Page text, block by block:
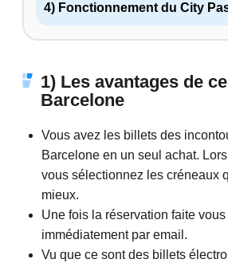
4) Fonctionnement du City
1) Les avantages de
Barcelone
Vous avez les billets des
Barcelone en un seul achat.
vous sélectionnez les créneaux
mieux.
Une fois la réservation faite
immédiatement par email.
Vu que ce sont des billets